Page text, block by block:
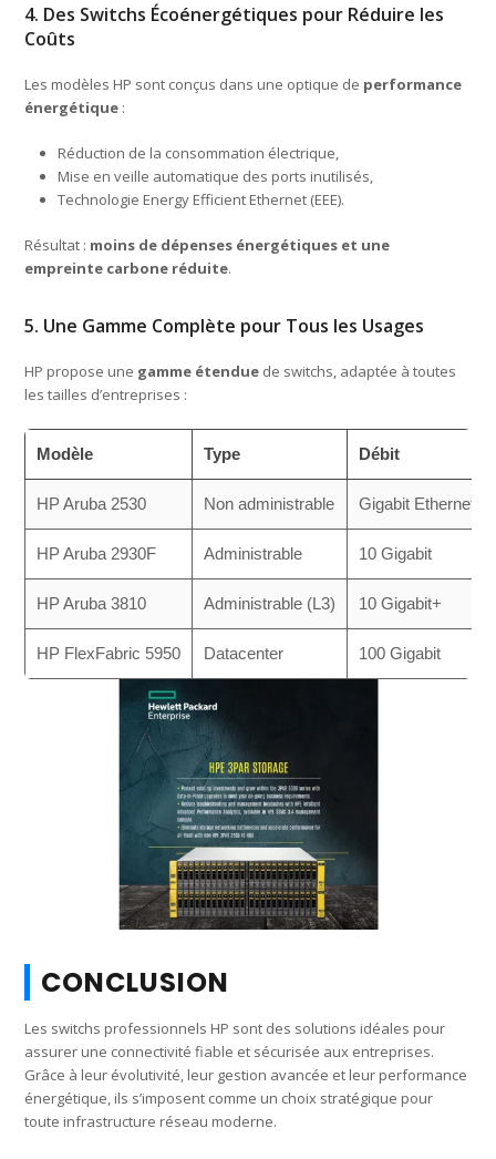
4. Des Switchs Écoénergétiques pour Réduire les
Coûts
Les modèles HP sont conçus dans une optique de performance
énergétique :
Réduction de la consommation électrique,
Mise en veille automatique des ports inutilisés,
Technologie Energy Efficient Ethernet (EEE).
Résultat : moins de dépenses énergétiques et une
empreinte carbone réduite.
5. Une Gamme Complète pour Tous les Usages
HP propose une gamme étendue de switchs, adaptée à toutes
les tailles d’entreprises :
Modèle Type Débit
HP Aruba 2530 Non administrable Gigabit Ethernet
HP Aruba 2930F Administrable 10 Gigabit
HP Aruba 3810 Administrable (L3) 10 Gigabit+
HP FlexFabric 5950 Datacenter 100 Gigabit
CONCLUSION
Les switchs professionnels HP sont des solutions idéales pour
assurer une connectivité fiable et sécurisée aux entreprises.
Grâce à leur évolutivité, leur gestion avancée et leur performance
énergétique, ils s’imposent comme un choix stratégique pour
toute infrastructure réseau moderne.